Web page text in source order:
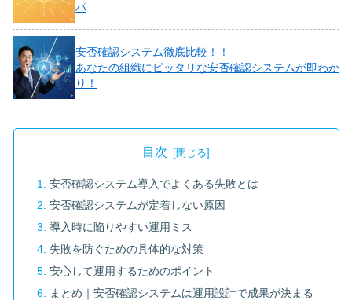
パ
安否確認システム徹底比較！！
あなたの組織にピッタリな安否確認システムが即わか
り！
目次
安否確認システム導入でよくある失敗とは
安否確認システムが定着しない原因
導入時に陥りやすい運用ミス
失敗を防ぐための具体的な対策
安心して運用するためのポイント
まとめ｜安否確認システムは運用設計で成果が決まる